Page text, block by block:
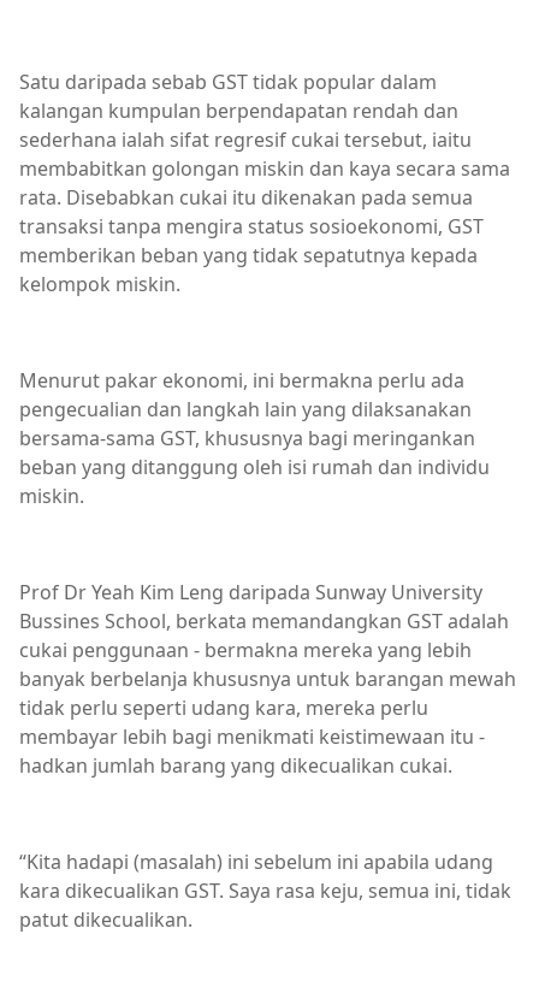
Satu daripada sebab GST tidak popular dalam
kalangan kumpulan berpendapatan rendah dan
sederhana ialah sifat regresif cukai tersebut, iaitu
membabitkan golongan miskin dan kaya secara sama
rata. Disebabkan cukai itu dikenakan pada semua
transaksi tanpa mengira status sosioekonomi, GST
memberikan beban yang tidak sepatutnya kepada
kelompok miskin.
Menurut pakar ekonomi, ini bermakna perlu ada
pengecualian dan langkah lain yang dilaksanakan
bersama-sama GST, khususnya bagi meringankan
beban yang ditanggung oleh isi rumah dan individu
miskin.
Prof Dr Yeah Kim Leng daripada Sunway University
Bussines School, berkata memandangkan GST adalah
cukai penggunaan - bermakna mereka yang lebih
banyak berbelanja khususnya untuk barangan mewah
tidak perlu seperti udang kara, mereka perlu
membayar lebih bagi menikmati keistimewaan itu -
hadkan jumlah barang yang dikecualikan cukai.
“Kita hadapi (masalah) ini sebelum ini apabila udang
kara dikecualikan GST. Saya rasa keju, semua ini, tidak
patut dikecualikan.